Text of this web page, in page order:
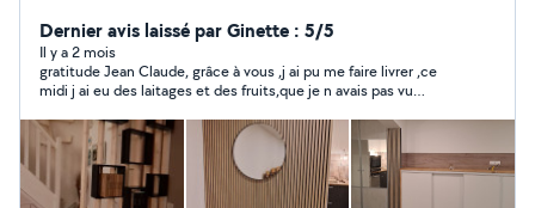
Maitrise soudure sur acier, inox, aluminium, réparation
électroménager, réparation matériel de jardin. Entretien
espaces verts (tonte, taille haie...)
Dernier avis laissé par Ginette : 5/5
Il y a 2 mois
gratitude Jean Claude, grâce à vous ,j ai pu me faire livrer ,ce
midi j ai eu des laitages et des fruits,que je n avais pas vu
lorsque vous avez eu un coup de scapel intensif Je pourrais
vous mettre 10 étoiles ,merci ,merci